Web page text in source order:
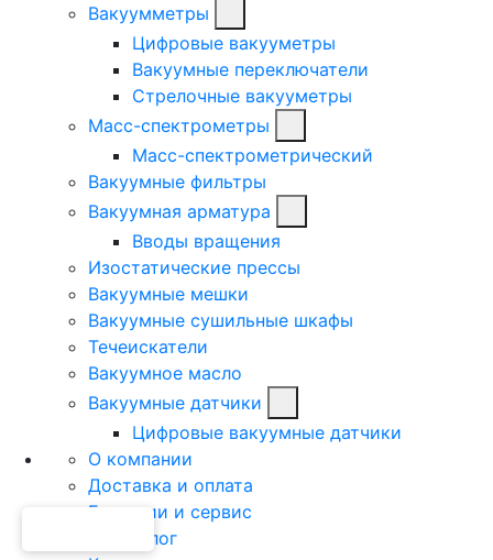
Вакуумметры
Цифровые вакууметры
Вакуумные переключатели
Стрелочные вакууметры
Масс-спектрометры
Масс-спектрометрический
Вакуумные фильтры
Вакуумная арматура
Вводы вращения
Изостатические прессы
Вакуумные мешки
Вакуумные сушильные шкафы
Течеискатели
Вакуумное масло
Вакуумные датчики
Цифровые вакуумные датчики
О компании
Доставка и оплата
Гарантии и сервис
Техноблог